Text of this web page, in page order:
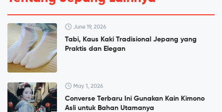
June 19, 2026
Tabi, Kaus Kaki Tradisional Jepang yang
Praktis dan Elegan
May 1, 2026
Converse Terbaru Ini Gunakan Kain Kimono
Asli untuk Bahan Utamanya